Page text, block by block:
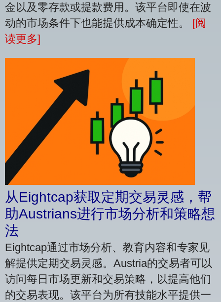
金以及零存款或提款费用。该平台即使在波
动的市场条件下也能提供成本确定性。 [阅
读更多]
从Eightcap获取定期交易灵感，帮
助Austrians进行市场分析和策略想
法
Eightcap通过市场分析、教育内容和专家见
解提供定期交易灵感。Austria的交易者可以
访问每日市场更新和交易策略，以提高他们
的交易表现。该平台为所有技能水平提供一